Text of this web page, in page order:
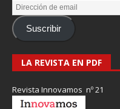
Suscribir
LA REVISTA EN PDF
Revista Innovamos nº 21